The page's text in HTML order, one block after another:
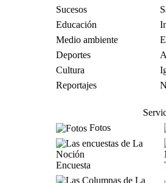
Sucesos
Educación
Medio ambiente
Deportes
Cultura
Reportajes
Fotos
Encuesta